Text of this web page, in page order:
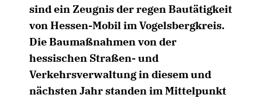
sind ein Zeugnis der regen Bautätigkeit
von Hessen-Mobil im Vogelsbergkreis.
Die Baumaßnahmen von der
hessischen Straßen- und
Verkehrsverwaltung in diesem und
nächsten Jahr standen im Mittelpunkt